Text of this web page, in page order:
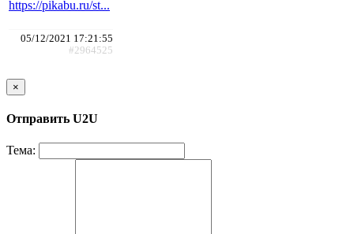
https://pikabu.ru/st...
05/12/2021 17:21:55
#2964525
×
Отправить U2U
Тема: